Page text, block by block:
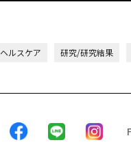
ヘルスケア 研究/研究結果